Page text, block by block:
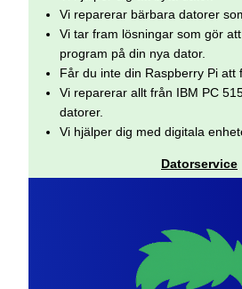
Vi reparerar bärbara datorer
Vi tar fram lösningar som gör
program på din nya dator.
Får du inte din Raspberry Pi att
Vi reparerar allt från IBM PC
datorer.
Vi hjälper dig med digitala
Datorservice